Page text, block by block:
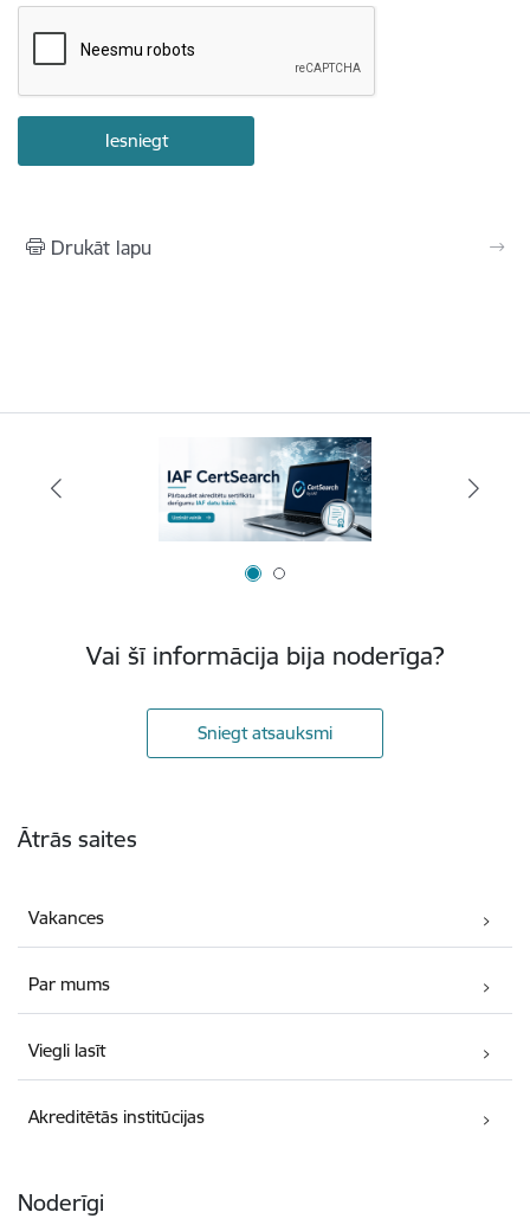
Drukāt lapu
Vai šī informācija bija noderīga?
Sniegt atsauksmi
Ātrās saites
Vakances
Par mums
Viegli lasīt
Akreditētās institūcijas
Noderīgi